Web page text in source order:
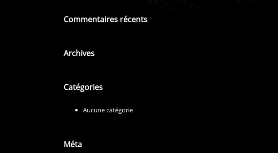
Commentaires récents
Archives
Catégories
Aucune catégorie
Méta